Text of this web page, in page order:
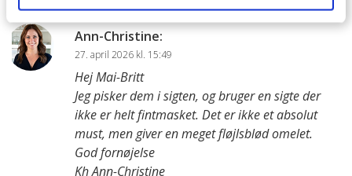
Ann-Christine:
27. april 2026 kl. 15:49
Hej Mai-Britt
Jeg pisker dem i sigten, og bruger en sigte der
ikke er helt fintmasket. Det er ikke et absolut
must, men giver en meget fløjlsblød omelet.
God fornøjelse
Kh Ann-Christine